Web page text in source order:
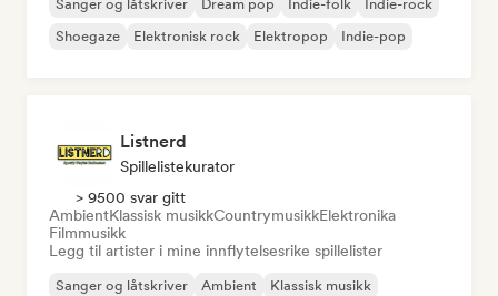
Sanger og låtskriver Dream pop Indie-folk
Indie-rock
Shoegaze
Elektronisk rock Elektropop Indie-pop
Listnerd
Spillelistekurator
> 9500 svar gitt
AmbientKlassisk musikkCountrymusikkElektronika
Filmmusikk
Legg til artister i mine innflytelsesrike spillelister
Sanger og låtskriver Ambient
Klassisk musikk